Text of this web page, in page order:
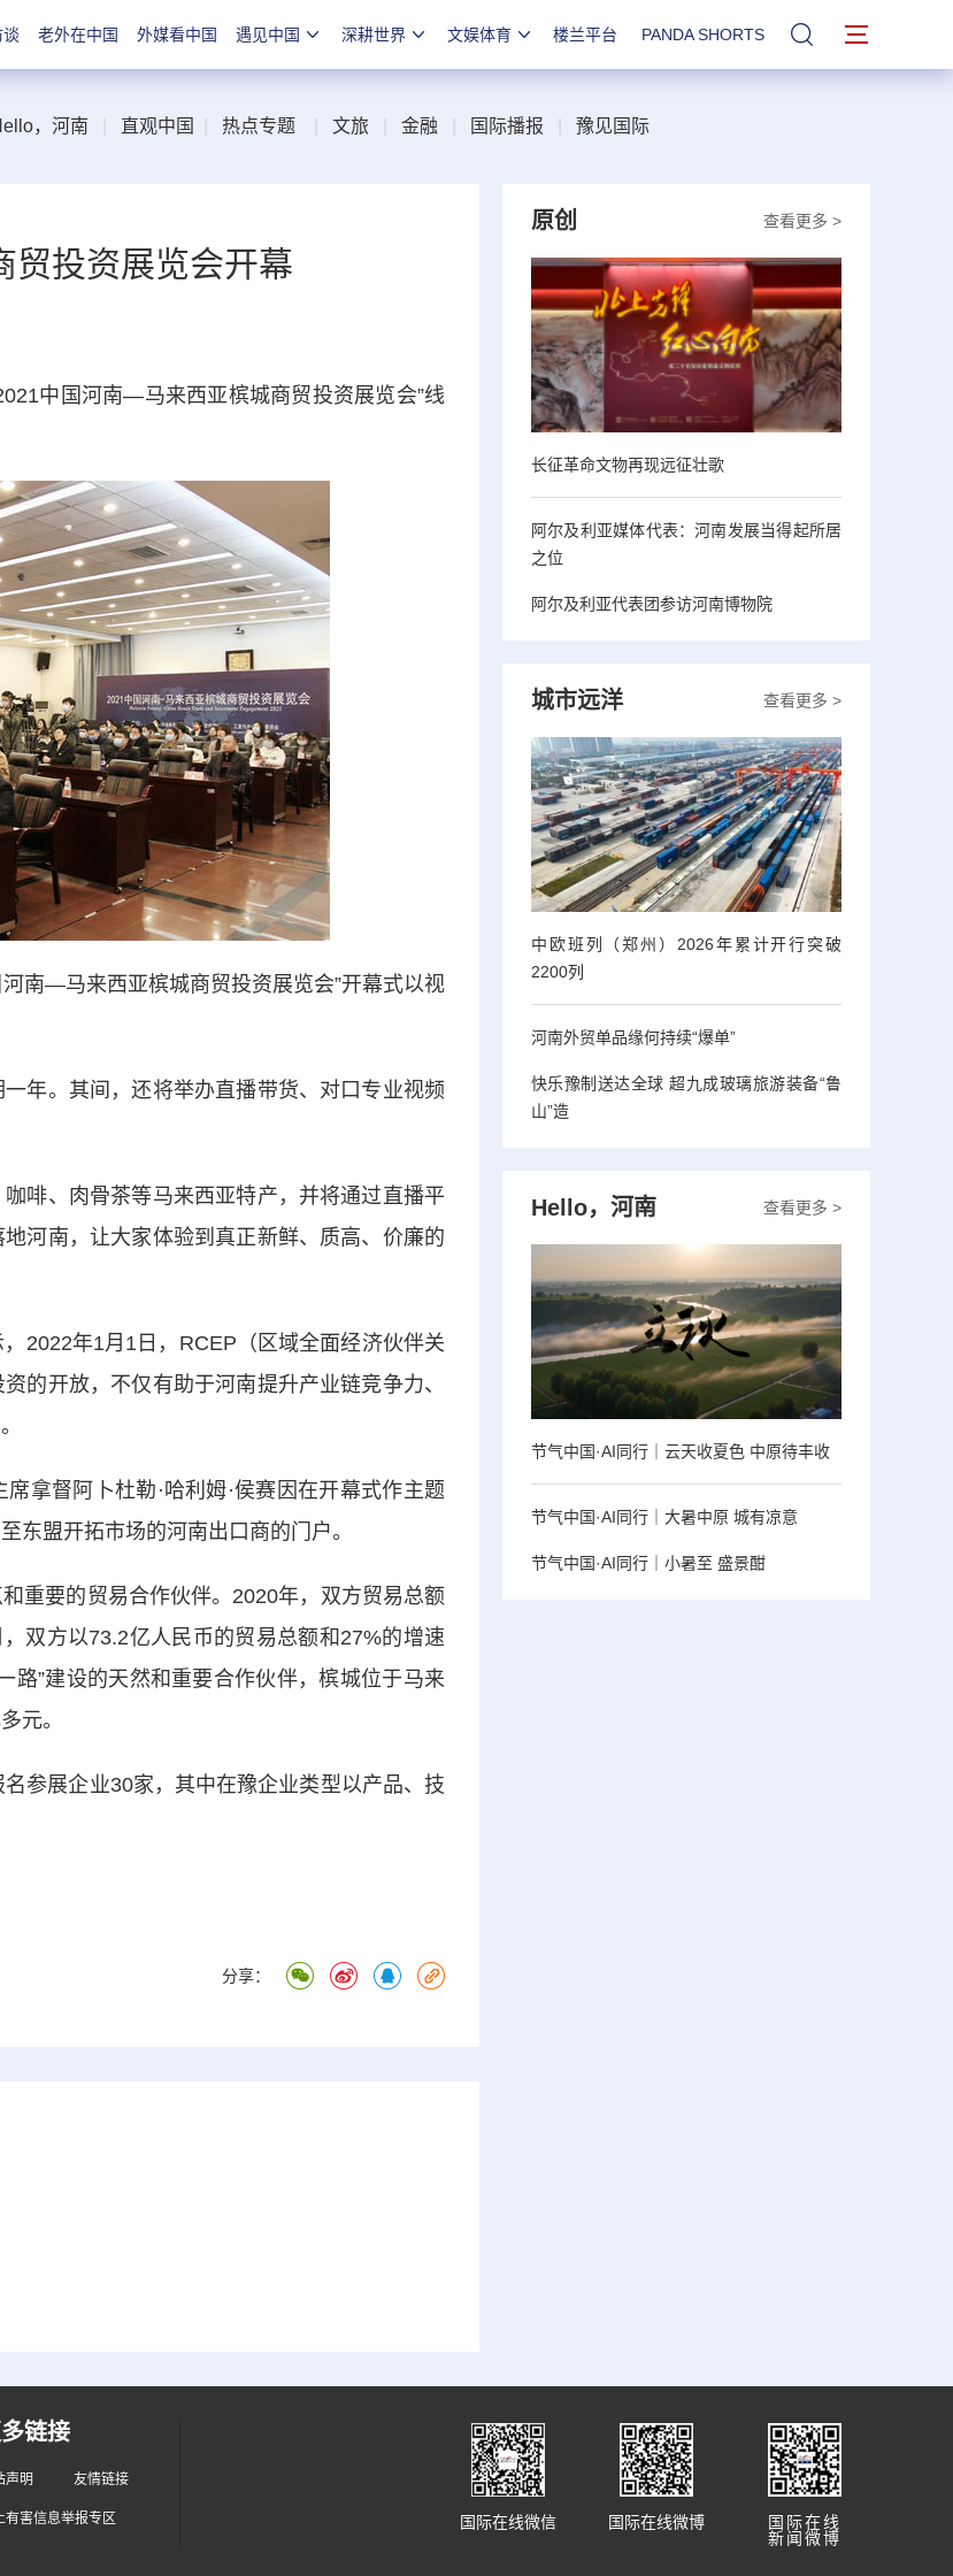
谈 老外在中国 外媒看中国 遇见中国 深耕世界 文娱体育 楼兰平台 PANDA SHORTS 站内搜索
，河南 直观中国 热点专题 文旅 金融 国际播报 豫见国际
投资展览会开幕
中国河南—马来西亚槟城商贸投资展览会”线
—马来西亚槟城商贸投资展览会”开幕式以视
。其间，还将举办直播带货、对口专业视频
、肉骨茶等马来西亚特产，并将通过直播平
河南，让大家体验到真正新鲜、质高、价廉的
年1月1日，RCEP（区域全面经济伙伴关
的开放，不仅有助于河南提升产业链竞争力、
督阿卜杜勒·哈利姆·侯赛因在开幕式作主题
东盟开拓市场的河南出口商的门户。
要的贸易合作伙伴。2020年，双方贸易总额
双方以73.2亿人民币的贸易总额和27%的增速
路”建设的天然和重要合作伙伴，槟城位于马来
元。
展企业30家，其中在豫企业类型以产品、技
分享：
查看更多 >
原创
长征革命文物再现远征壮歌
阿尔及利亚媒体代表：河南发展当得起所居
之位
阿尔及利亚代表团参访河南博物院
查看更多 >
城市远洋
中欧班列（郑州）2026年累计开行突破
2200列
河南外贸单品缘何持续“爆单”
快乐豫制送达全球 超九成玻璃旅游装备“鲁
山”造
查看更多 >
Hello，河南
节气中国·AI同行｜云天收夏色 中原待丰收
节气中国·AI同行｜大暑中原 城有凉意
节气中国·AI同行｜小暑至 盛景酣
链接
声明 友情链接
有害信息举报专区
国际在线
新闻微博
国际在线微博
国际在线微信